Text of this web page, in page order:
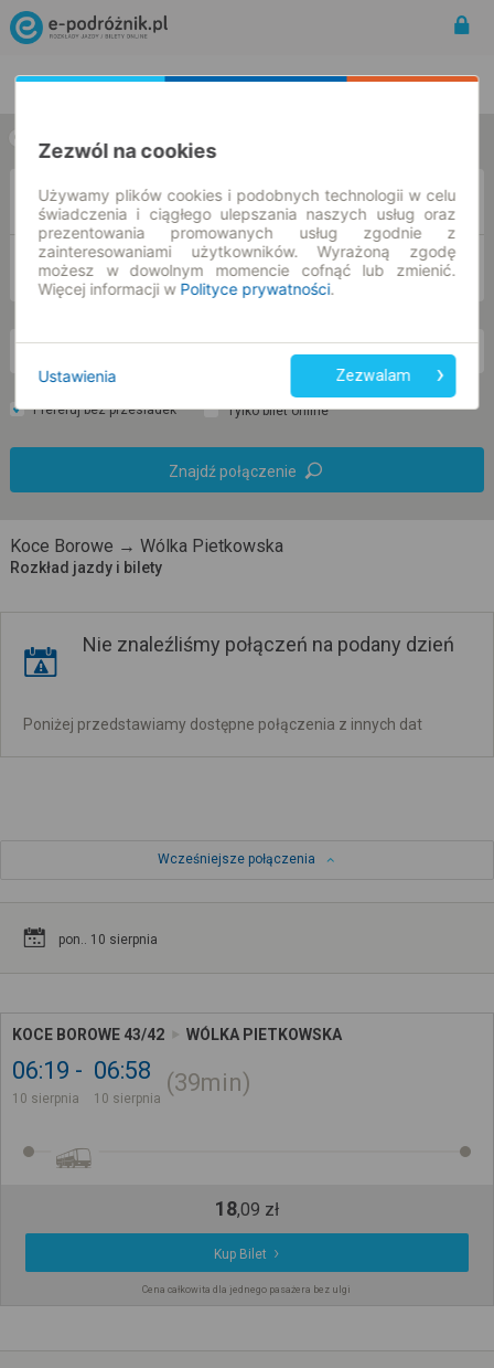
w jedną stronę
-- : --
Preferuj bez przesiadek Tylko bilet online
Znajdź połączenie
Koce Borowe → Wólka Pietkowska
Rozkład jazdy i bilety
Nie znaleźliśmy połączeń na podany dzień
Poniżej przedstawiamy dostępne połączenia z innych dat
Wcześniejsze połączenia
pon.. 10 sierpnia
KOCE BOROWE 43/42 WÓLKA PIETKOWSKA
06:19
10 sierpnia
06:58
10 sierpnia
39min
18,09 zł
Kup Bilet
Cena całkowita dla jednego pasażera bez ulgi
Zezwól na cookies
Używamy plików cookies i podobnych technologii w celu
świadczenia i ciągłego ulepszania naszych usług oraz
prezentowania promowanych usług zgodnie z
zainteresowaniami użytkowników. Wyrażoną zgodę
możesz w dowolnym momencie cofnąć lub zmienić.
Więcej informacji w Polityce prywatności.
Ustawienia Zezwalam